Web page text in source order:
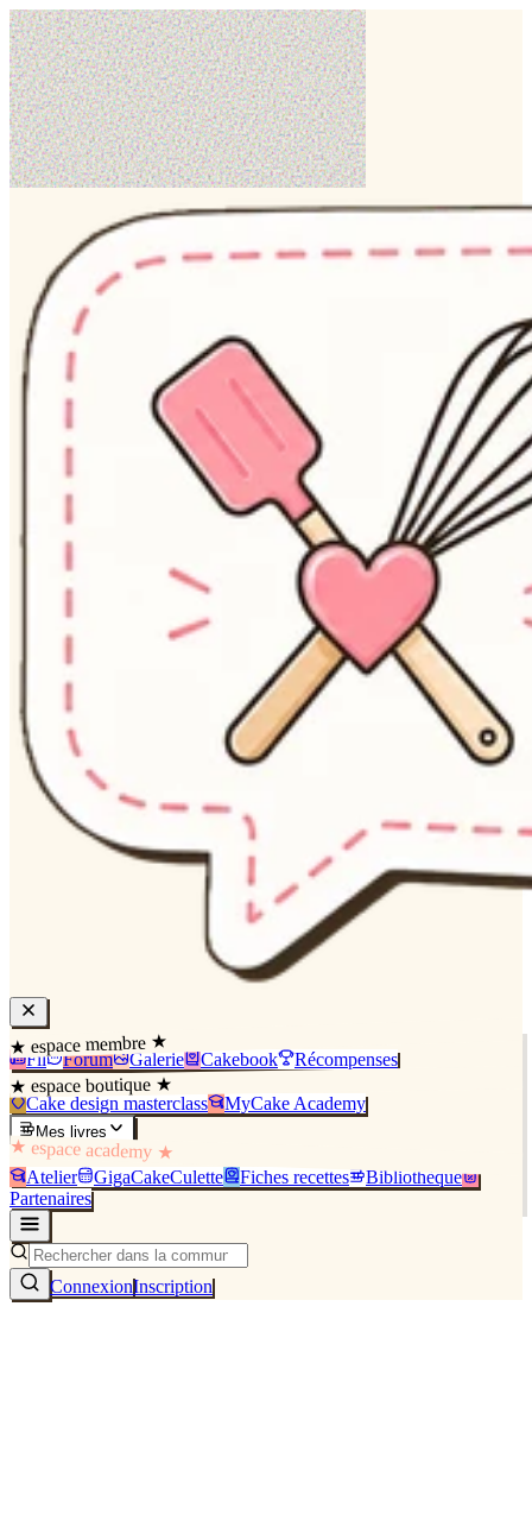
★ espace membre ★
Fil Forum Galerie Cakebook Récompenses
★ espace boutique ★
Cake design masterclass MyCake Academy
Mes livres
★ espace academy ★
Atelier GigaCakeCulette Fiches recettes
Bibliothèque
Partenaires
ConnexionInscription